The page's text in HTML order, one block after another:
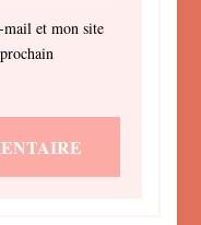
et mon site